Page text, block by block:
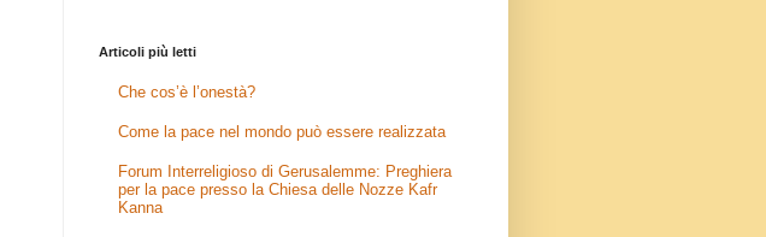
Articoli più letti
Che cos’è l’onestà?
Come la pace nel mondo può essere realizzata
Forum Interreligioso di Gerusalemme: Preghiera
per la pace presso la Chiesa delle Nozze Kafr
Kanna